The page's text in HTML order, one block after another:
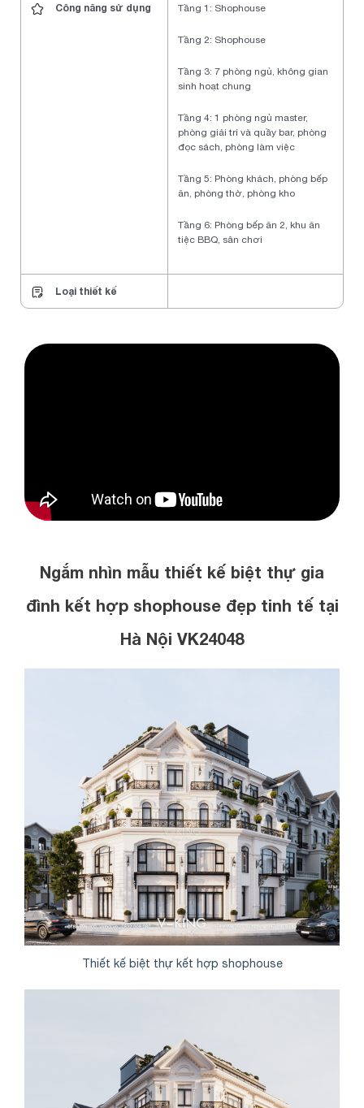
Công năng sử dụng Tầng 1: Shophouse
Tầng 2: Shophouse
Tầng 3: 7 phòng ngủ, không gian
sinh hoạt chung
Tầng 4: 1 phòng ngủ master,
phòng giải trí và quầy bar, phòng
đọc sách, phòng làm việc
Tầng 5: Phòng khách, phòng bếp
ăn, phòng thờ, phòng kho
Tầng 6: Phòng bếp ăn 2, khu ăn
tiệc BBQ, sân chơi
Loại thiết kế
Ngắm nhìn mẫu thiết kế biệt thự gia
đình kết hợp shophouse đẹp tinh tế tại
Hà Nội VK24048
Thiết kế biệt thự kết hợp shophouse